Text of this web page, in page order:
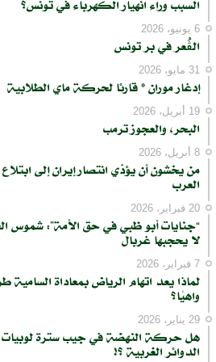
كتابة بريدك الإلكتروني...
السبب وراء انهيار الكهرباء في تونس؟
6 يونيو، 2026
الڨُعر في بر تونس
31 مايو، 2026
إدغار موران * قارئا لحركة ماي الطلابية
19 أبريل، 2026
البحر، والعجوز ترمب
8 أبريل، 2026
من يخشون أن يؤدّي انتصار إيران إلى ابتلاع
العرب
20 فبراير، 2026
“جنايات أبو ظبي في حق الأمة”: شموس
لا يحجبها غربال
7 فبراير، 2026
لماذا يعد اتهام الرياض بمعاداة السامية
واهيًا؟
29 يناير، 2026
هل حركة النهضة في جيب سترة لوبيات
الدوائر الغربية ؟!